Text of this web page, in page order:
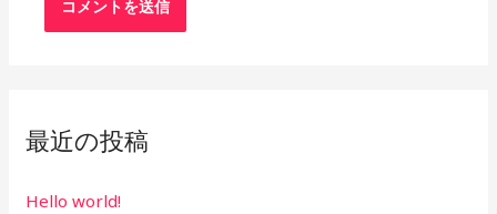
最近の投稿
Hello world!